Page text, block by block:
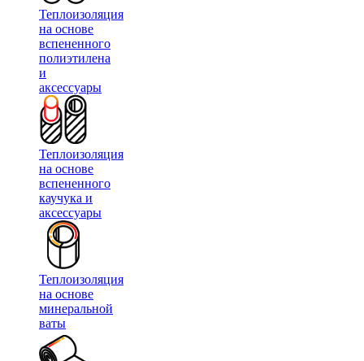
Теплоизоляция
на основе
вспененного
полиэтилена
и
аксессуары
Теплоизоляция
на основе
вспененного
каучука и
аксессуары
Теплоизоляция
на основе
минеральной
ваты